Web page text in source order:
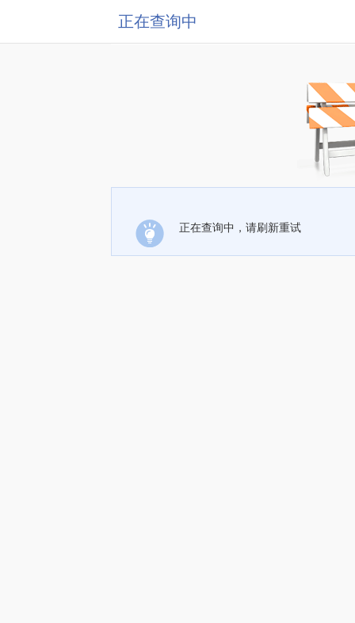
正在查询中
正在查询中，请刷新重试